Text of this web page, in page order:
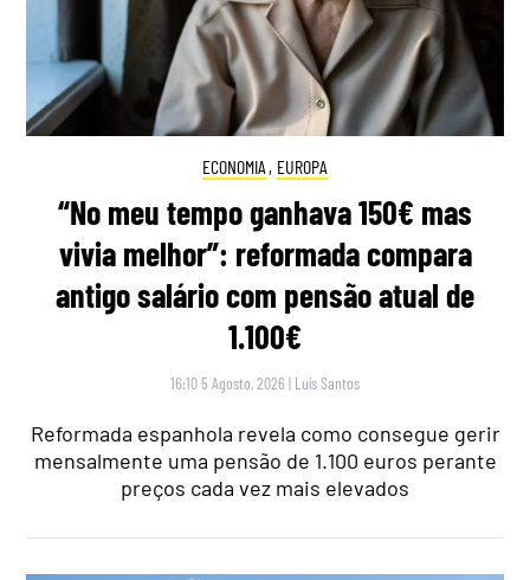
ECONOMIA , EUROPA
“No meu tempo ganhava 150€ mas
vivia melhor”: reformada compara
antigo salário com pensão atual de
1.100€
16:10 5 Agosto, 2026 | Luís Santos
Reformada espanhola revela como consegue gerir
mensalmente uma pensão de 1.100 euros perante
preços cada vez mais elevados